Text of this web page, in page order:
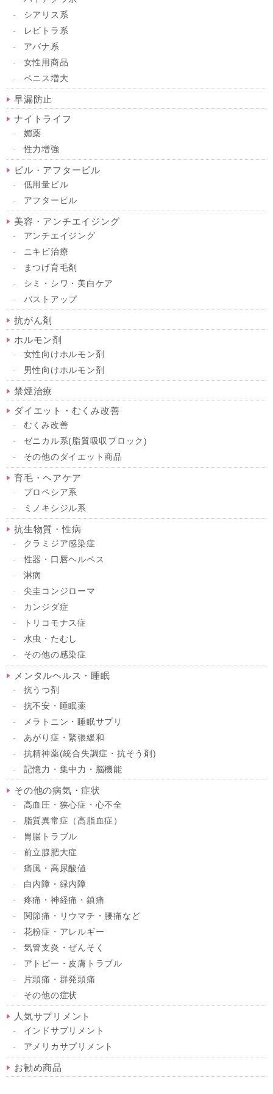
シアリス系
レビトラ系
アバナ系
女性用商品
ペニス増大
早漏防止
ナイトライフ
媚薬
性力増強
ピル・アフターピル
低用量ピル
アフターピル
美容・アンチエイジング
アンチエイジング
ニキビ治療
まつげ育毛剤
シミ・シワ・美白ケア
バストアップ
抗がん剤
ホルモン剤
女性向けホルモン剤
男性向けホルモン剤
禁煙治療
ダイエット・むくみ改善
むくみ改善
ゼニカル系(脂質吸収ブロック)
その他のダイエット商品
育毛・ヘアケア
プロペシア系
ミノキシジル系
抗生物質・性病
クラミジア感染症
性器・口唇ヘルペス
淋病
尖圭コンジローマ
カンジダ症
トリコモナス症
水虫・たむし
その他の感染症
メンタルヘルス・睡眠
抗うつ剤
抗不安・睡眠薬
メラトニン・睡眠サプリ
あがり症・緊張緩和
抗精神薬(統合失調症・抗そう剤)
記憶力・集中力・脳機能
その他の病気・症状
高血圧・狭心症・心不全
脂質異常症（高脂血症）
胃腸トラブル
前立腺肥大症
痛風・高尿酸値
白内障・緑内障
疼痛・神経痛・鎮痛
関節痛・リウマチ・腰痛など
花粉症・アレルギー
気管支炎・ぜんそく
アトピー・皮膚トラブル
片頭痛・群発頭痛
その他の症状
人気サプリメント
インドサプリメント
アメリカサプリメント
お勧め商品